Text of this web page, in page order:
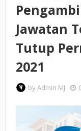
Jawatan
Tutup
2021
byAdmin MJ